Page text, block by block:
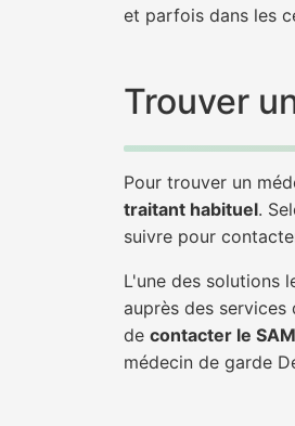
et parfois dans les
Trouver
Pour trouver un
traitant habituel.
suivre pour
L'une des solutions
auprès des
de contacter le
médecin de garde